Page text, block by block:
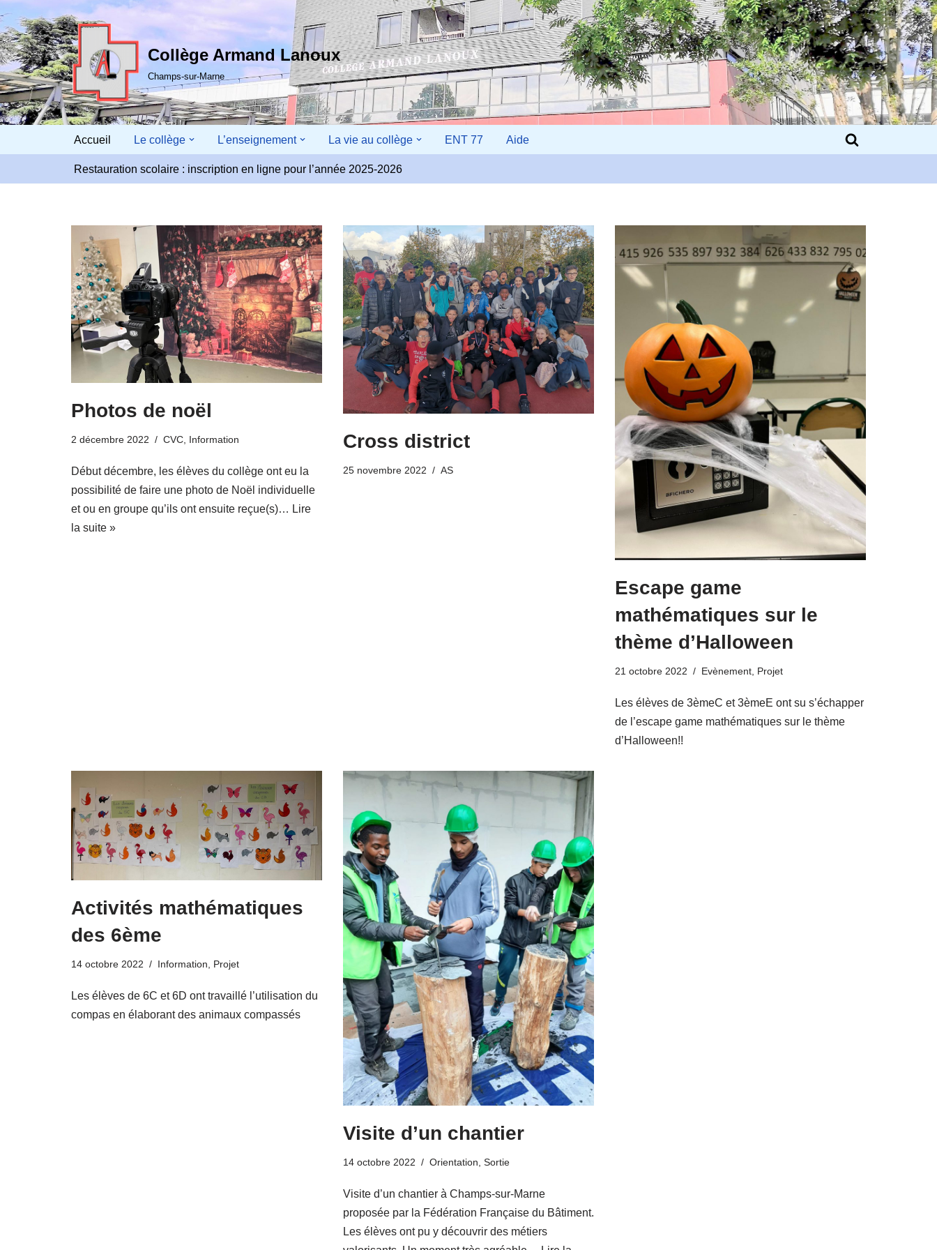
Aller
au
contenu
Collège Armand Lanoux
Champs-sur-Marne
Accueil Le collège L’enseignement La vie au collège ENT 77 Aide
Restauration scolaire : inscription en ligne pour l’année 2025-2026
Photos de noël
2 décembre 2022 CVC, Information
Début décembre, les élèves du collège ont eu la
possibilité de faire une photo de Noël individuelle
et ou en groupe qu’ils ont ensuite reçue(s)… Lire
la suite »
Cross district
25 novembre 2022 AS
Escape game
mathématiques sur le
thème d’Halloween
21 octobre 2022 Evènement Projet
Les élèves de 3èmeC et 3èmeE ont su s’échapper
de l’escape game mathématiques sur le thème
d’Halloween!!
Activités mathématiques
des 6ème
14 octobre 2022 Information Projet
Les élèves de 6C et 6D ont travaillé l’utilisation du
compas en élaborant des animaux compassés
Visite d’un chantier
14 octobre 2022 Orientation Sortie
Visite d’un chantier à Champs-sur-Marne
proposée par la Fédération Française du Bâtiment.
Les élèves ont pu y découvrir des métiers